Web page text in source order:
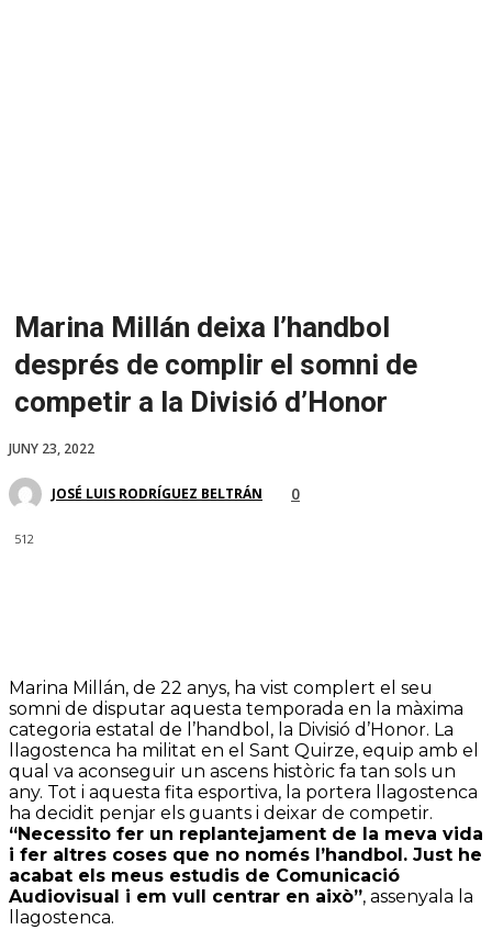
Marina Millán deixa l’handbol
després de complir el somni de
competir a la Divisió d’Honor
JUNY 23, 2022
JOSÉ LUIS RODRÍGUEZ BELTRÁN 0
512
Marina Millán, de 22 anys, ha vist complert el seu
somni de disputar aquesta temporada en la màxima
categoria estatal de l’handbol, la Divisió d’Honor. La
llagostenca ha militat en el Sant Quirze, equip amb el
qual va aconseguir un ascens històric fa tan sols un
any. Tot i aquesta fita esportiva, la portera llagostenca
ha decidit penjar els guants i deixar de competir.
“Necessito fer un replantejament de la meva vida
i fer altres coses que no només l’handbol. Just he
acabat els meus estudis de Comunicació
Audiovisual i em vull centrar en això”, assenyala la
llagostenca.